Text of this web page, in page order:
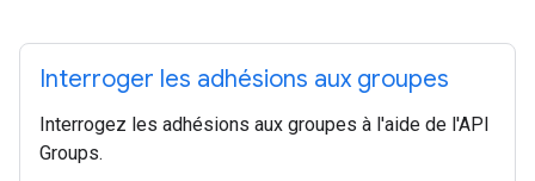
Interroger les adhésions aux groupes
Interrogez les adhésions aux groupes à l'aide de l'API
Groups.